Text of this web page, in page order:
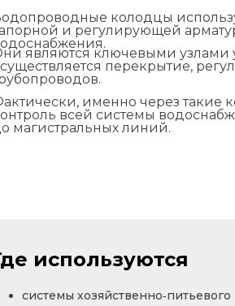
колодцы
и регулирующей
системы
используются
являются ключевыми узлами
перекрытие,
именно через такие
всей системы
магистральных линий.